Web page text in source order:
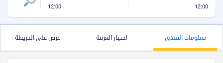
12:00
12:00
معلومات الفندق اختيار الغرفة عرض على الخريطة